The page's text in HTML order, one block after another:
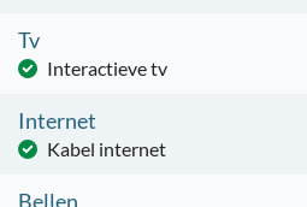
Tv
Interactieve tv
Internet
Kabel internet
Bellen